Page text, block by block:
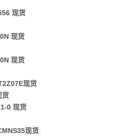
现货
现货
现货
现货
货
0 现货
现货